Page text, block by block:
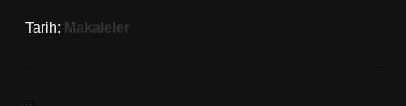
Tarih: Makaleler